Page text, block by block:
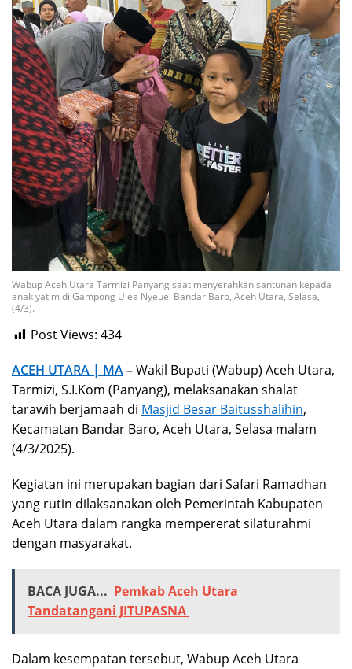
Wabup Aceh Utara Tarmizi Panyang saat menyerahkan santunan kepada
anak yatim di Gampong Ulee Nyeue, Bandar Baro, Aceh Utara, Selasa,
(4/3).
Post Views: 434
ACEH UTARA | MA–Wakil Bupati (Wabup) Aceh Utara,
Tarmizi, S.I.Kom (Panyang), melaksanakan shalat
tarawih berjamaah di Masjid Besar Baitusshalihin,
Kecamatan Bandar Baro, Aceh Utara, Selasa malam
(4/3/2025).
Kegiatan ini merupakan bagian dari Safari Ramadhan
yang rutin dilaksanakan oleh Pemerintah Kabupaten
Aceh Utara dalam rangka mempererat silaturahmi
dengan masyarakat.
BACA JUGA... Pemkab Aceh Utara
Tandatangani JITUPASNA
Dalam kesempatan tersebut, Wabup Aceh Utara